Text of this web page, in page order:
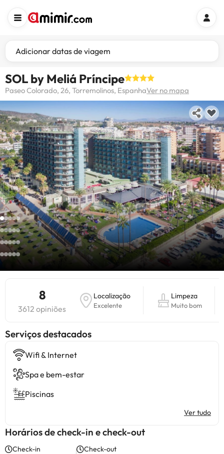
Adicionar datas de viagem
SOL by Meliá Príncipe
Paseo Colorado, 26, Torremolinos, EspanhaVer no mapa
8
3612 opiniões
Localização
Excelente
Limpeza
Muito bom
Serviços destacados
Wifi & Internet
Spa e bem-estar
Piscinas
Ver tudo
Horários de check-in e check-out
Check-in Check-out